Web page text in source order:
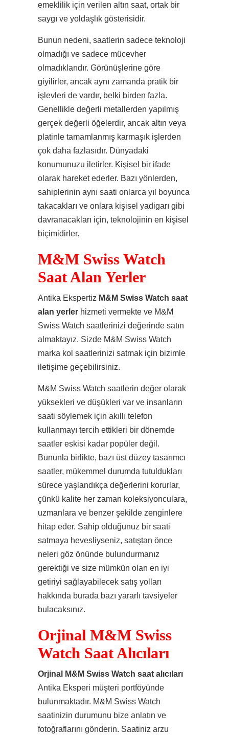
emeklilik için verilen altın saat, ortak bir
saygı ve yoldaşlık gösterisidir.
Bunun nedeni, saatlerin sadece teknoloji
olmadığı ve sadece mücevher
olmadıklarıdır. Görünüşlerine göre
giyilirler, ancak aynı zamanda pratik bir
işlevleri de vardır, belki birden fazla.
Genellikle değerli metallerden yapılmış
gerçek değerli öğelerdir, ancak altın veya
platinle tamamlanmış karmaşık işlerden
çok daha fazlasıdır. Dünyadaki
konumunuzu iletirler. Kişisel bir ifade
olarak hareket ederler. Bazı yönlerden,
sahiplerinin aynı saati onlarca yıl boyunca
takacakları ve onlara kişisel yadigarı gibi
davranacakları için, teknolojinin en kişisel
biçimidirler.
M&M Swiss Watch
Saat Alan Yerler
Antika Ekspertiz M&M Swiss Watch saat
alan yerler hizmeti vermekte ve M&M
Swiss Watch saatlerinizi değerinde satın
almaktayız. Sizde M&M Swiss Watch
marka kol saatlerinizi satmak için bizimle
iletişime geçebilirsiniz.
M&M Swiss Watch saatlerin değer olarak
yüksekleri ve düşükleri var ve insanların
saati söylemek için akıllı telefon
kullanmayı tercih ettikleri bir dönemde
saatler eskisi kadar popüler değil.
Bununla birlikte, bazı üst düzey tasarımcı
saatler, mükemmel durumda tutuldukları
sürece yaşlandıkça değerlerini korurlar,
çünkü kalite her zaman koleksiyonculara,
uzmanlara ve benzer şekilde zenginlere
hitap eder. Sahip olduğunuz bir saati
satmaya hevesliyseniz, satıştan önce
neleri göz önünde bulundurmanız
gerektiği ve size mümkün olan en iyi
getiriyi sağlayabilecek satış yolları
hakkında burada bazı yararlı tavsiyeler
bulacaksınız.
Orjinal M&M Swiss
Watch Saat Alıcıları
Orjinal M&M Swiss Watch saat alıcıları
Antika Eksperi müşteri portföyünde
bulunmaktadır. M&M Swiss Watch
saatinizin durumunu bize anlatın ve
fotoğraflarını gönderin. Saatiniz arzu